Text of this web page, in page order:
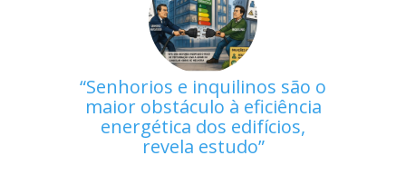
Senhorios e inquilinos são o
maior obstáculo à eficiência
energética dos edifícios,
revela estudo